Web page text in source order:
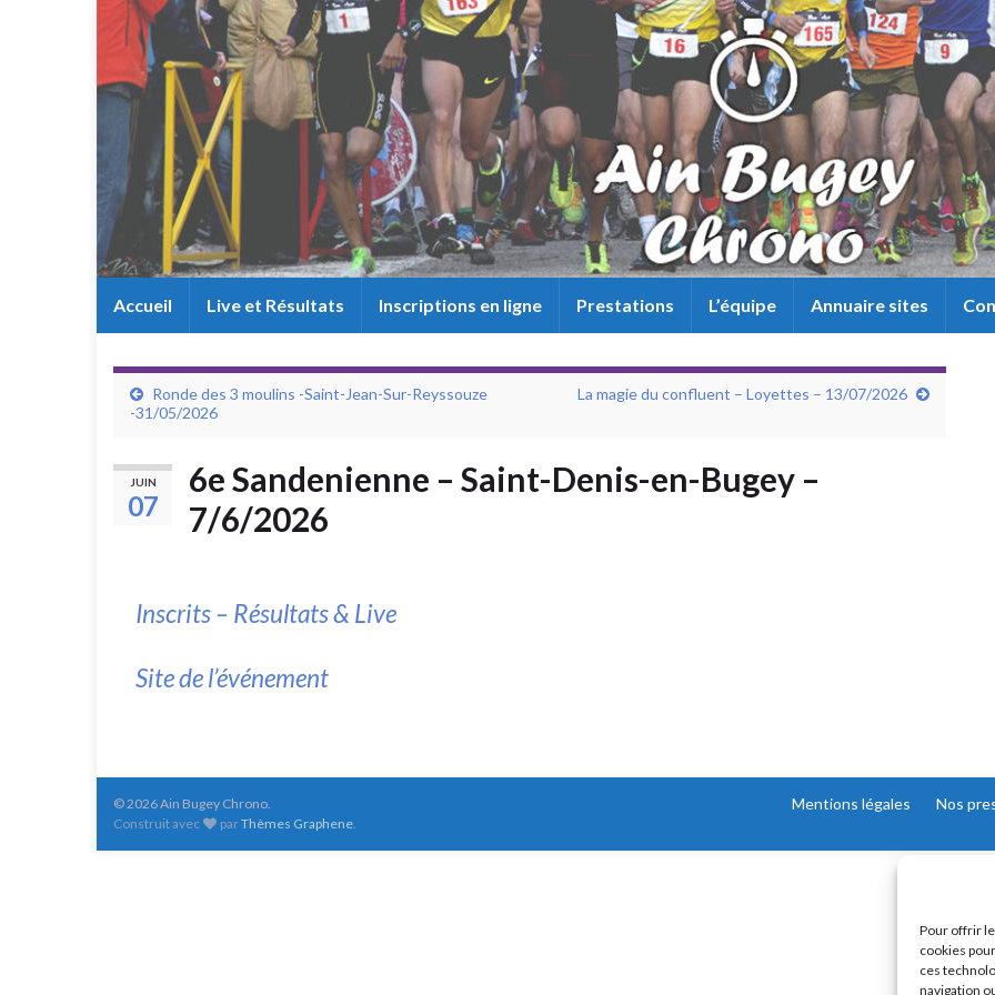
Pour offrir
cookies
ces
navigation
Accueil Live et Résultats Inscriptions en ligne Prestations L’équipe Annuaire sites
Ronde des 3 moulins -Saint-Jean-Sur-Reyssouze
-31/05/2026
La magie du confluent – Loyettes – 13/07/2026
JUIN
07
6e Sandenienne – Saint-Denis-en-Bugey –
7/6/2026
Inscrits – Résultats & Live
Site de l’événement
Mentions légales Nos
© 2026 Ain Bugey Chrono.
Construit avec
parThèmes Graphene.